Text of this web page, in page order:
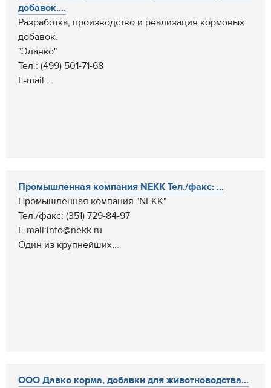
добавок....
Разработка, производство и реализация кормовых
добавок.
"Эланко"
Тел.: (499) 501-71-68
E-mail:...
Промышленная компания NEKK Тел./факс: ...
Промышленная компания "NEKK"
Тел./факс: (351) 729-84-97
E-mail:info@nekk.ru
Один из крупнейших...
ООО Давко корма, добавки для животноводства...